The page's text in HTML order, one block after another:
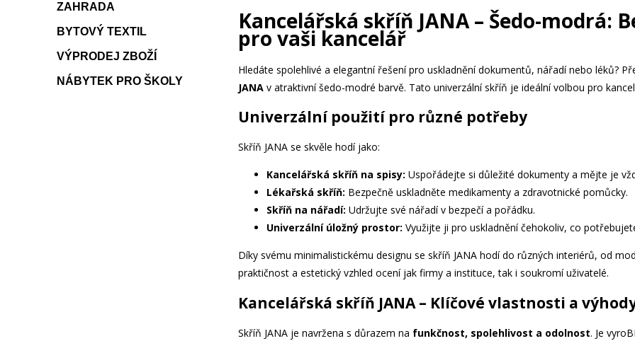
ZAHRADA
BYTOVÝ TEXTIL
VÝPRODEJ ZBOŽÍ
NÁBYTEK PRO ŠKOLY
Kancelářská skříň JANA – Šedo-modrá:
pro vaši kancelář
Hledáte spolehlivé a elegantní řešení pro uskladnění dokumentů, nářadí nebo léků?
JANA v atraktivní šedo-modré barvě. Tato univerzální skříň je ideální volbou pro
Univerzální použití pro různé potřeby
Skříň JANA se skvěle hodí jako:
Kancelářská skříň na spisy: Uspořádejte si důležité dokumenty a mějte je
Lékařská skříň: Bezpečně uskladněte medikamenty a zdravotnické pomůcky.
Skříň na nářadí: Udržujte své nářadí v bezpečí a pořádku.
Univerzální úložný prostor: Využijte ji pro uskladnění čehokoliv, co
Díky svému minimalistickému designu se skříň JANA hodí do různých interiérů, od
praktičnost a estetický vzhled ocení jak firmy a instituce, tak i soukromí uživatelé.
Kancelářská skříň JANA – Klíčové vlastnosti a
Skříň JANA je navržena s důrazem na funkčnost, spolehlivost a odolnost. Je